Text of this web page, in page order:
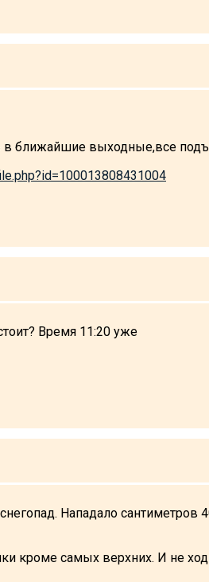
в ближайшие выходные,все
Время 11:20 уже
Нападало сантиметров
кроме самых верхних. И не